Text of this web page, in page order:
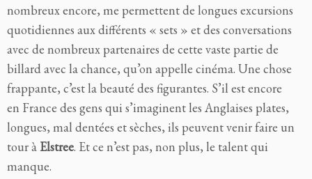
nombreux encore, me permettent de longues excursions
quotidiennes auxdifférents « sets » et des conversations
avec de nombreux partenaires de cette vaste partie de
billard avec lachance, qu’on appelle cinéma. Une chose
frappante, c’est labeauté des figurantes. S’il estencore
en France des gens qui s’imaginentles Anglaises plates,
longues, mal dentées et sèches, ils peuvent venir faire un
tour àElstree. Etce n’est pas, non plus, le talentqui
manque.